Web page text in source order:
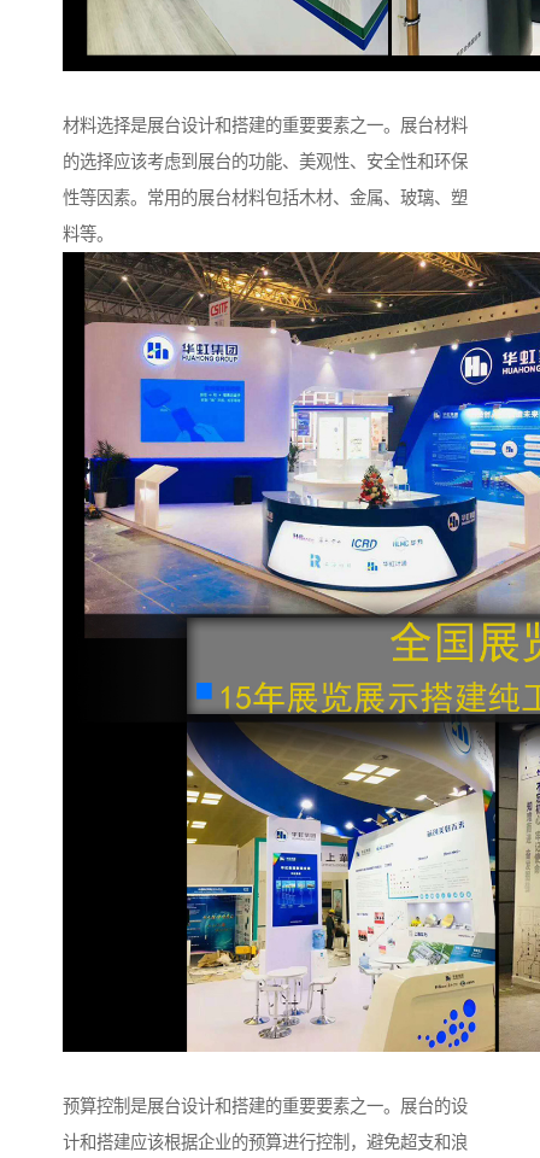
材料选择是展台设计和搭建的重要要素之一。展台材料
的选择应该考虑到展台的功能、美观性、安全性和环保
性等因素。常用的展台材料包括木材、金属、玻璃、塑
料等。
预算控制是展台设计和搭建的重要要素之一。展台的设
计和搭建应该根据企业的预算进行控制，避免超支和浪